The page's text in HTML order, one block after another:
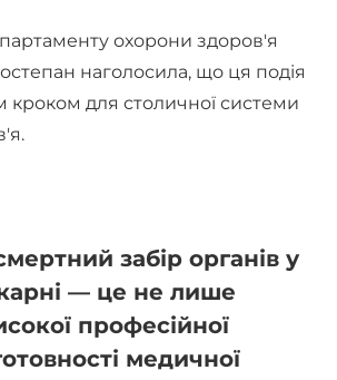
охорони здоров'я
наголосила, що ця подія
кроком для столичної системи
забір органів у
— це не лише
професійної
медичної